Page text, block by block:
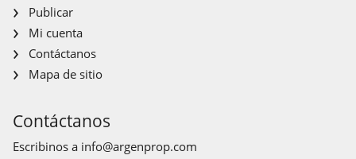
Publicar
Mi cuenta
Contáctanos
Mapa de sitio
Contáctanos
Escribinos a info@argenprop.com